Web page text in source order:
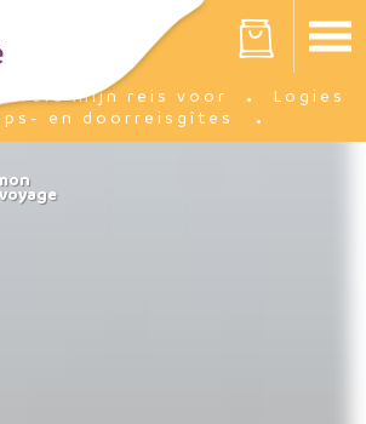
Votre panier est vide
bereid mijn reis voor
Logies
en doorreisgîtes